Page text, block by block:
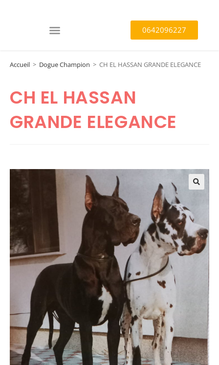
0642096227
Accueil > Dogue Champion > CH EL HASSAN GRANDE ELEGANCE
CH EL HASSAN
GRANDE ELEGANCE